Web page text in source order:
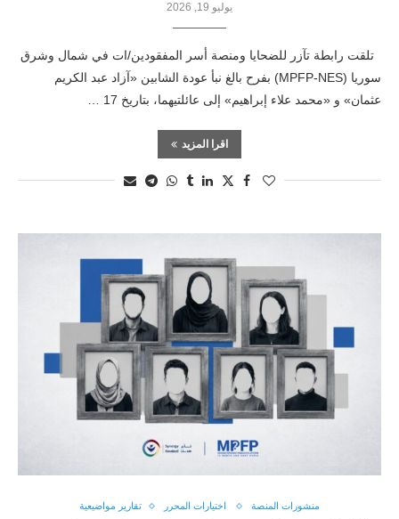
يوليو 19, 2026
تلقت رابطة تآزر للضحايا ومنصة أسر المفقودين/ات في شمال وشرق
سوريا (MPFP-NES) بفرح بالغ نبأ عودة الشابين «آزاد عبد الكريم
عثمان» و «محمد علاء إبراهيم» إلى عائلتيهما، بتاريخ 17 …
اقرا المزيد
منشورات المنصة اختيارات المحرر تقارير مواضيعية